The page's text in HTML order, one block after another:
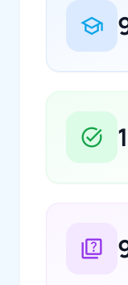
school
task_alt
quiz